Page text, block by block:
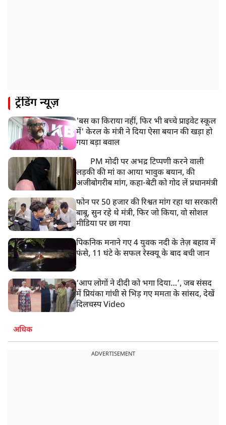
ट्रेंडिंग न्यूज़
'बस का किराया नहीं, फिर भी बच्चे प्राइवेट स्कूल
में' केरल के मंत्री ने दिया ऐसा बयान की खड़ा हो
गया बड़ा बवाल
PM मोदी पर अभद्र टिप्पणी करने वाली
लड़की की मां का आया भावुक बयान, की
अजीबोगरीब मांग, कहा-बेटी को गोद लें प्रधानमंत्री
फोन पर 50 हजार की रिश्वत मांग रहा था सरकारी
बाबू, सुन रहे थे मंत्री, फिर जो किया, वो सोशल
मीडिया पर छा गया
पिकनिक मनाने गए 4 युवक नदी के तेज़ बहाव में
फंसे, 11 घंटे के सफल रेस्क्यू के बाद बची जान
‘आप लोगों ने दीदी को भगा दिया…’, जब संसद
में प्रियंका गांधी से भिड़ गए ममता के सांसद, देखें
दिलचस्प Video
अधिक
ADVERTISEMENT